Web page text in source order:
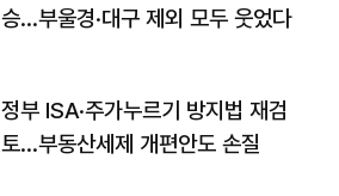
승…부울경·대구 제외 모두 웃었다
정부 ISA·주가누르기 방지법 재검
토…부동산세제 개편안도 손질